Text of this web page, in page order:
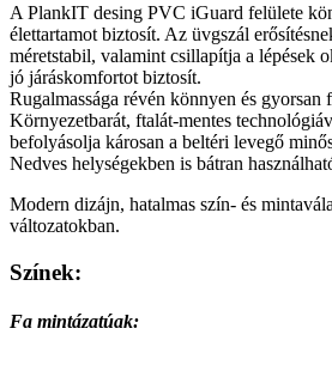
A PlankIT desing PVC iGuard felülete
élettartamot biztosít. Az üvgszál
méretstabil, valamint csillapítja a lépések
jó járáskomfortot biztosít.
Rugalmassága révén könnyen és gyorsan
Környezetbarát, ftalát-mentes
befolyásolja károsan a beltéri levegő
Nedves helységekben is bátran
Modern dizájn, hatalmas szín- és
változatokban.
Színek:
Fa mintázatúak: